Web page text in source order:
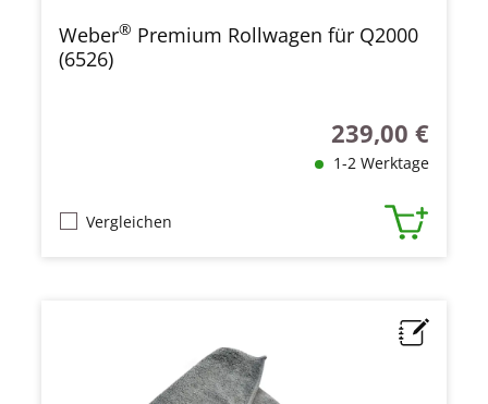
Weber® Premium Rollwagen für Q2000
(6526)
Regulärer Preis:
239,00 €
1-2 Werktage
Vergleichen